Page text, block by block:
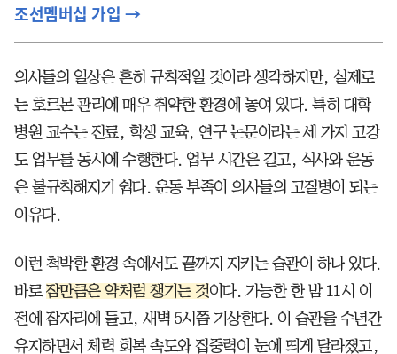
조선멤버십 가입 →
의사들의 일상은 흔히 규칙적일 것이라 생각하지만, 실제로
는 호르몬 관리에 매우 취약한 환경에 놓여 있다. 특히 대학
병원 교수는 진료, 학생 교육, 연구 논문이라는 세 가지 고강
도 업무를 동시에 수행한다. 업무 시간은 길고, 식사와 운동
은 불규칙해지기 쉽다. 운동 부족이 의사들의 고질병이 되는
이유다.
이런 척박한 환경 속에서도 끝까지 지키는 습관이 하나 있다.
바로 잠만큼은 약처럼 챙기는 것이다. 가능한 한 밤 11시 이
전에 잠자리에 들고, 새벽 5시쯤 기상한다. 이 습관을 수년간
유지하면서 체력 회복 속도와 집중력이 눈에 띄게 달라졌고,